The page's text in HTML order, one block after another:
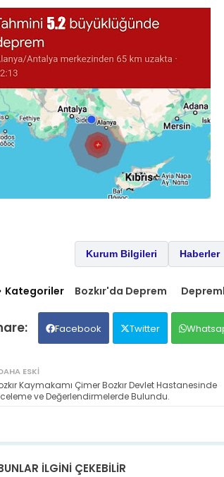
Kurum Bilgileri Haberler
Kategoriler Bozkır'da Deprem
Facebook Twitter
ESKI
Kaymakamı Çimer Bozkır Devlet Hastanesinde
ve Değerlendirmelerde Bulundu.
ILGINI ÇEKEBILIR